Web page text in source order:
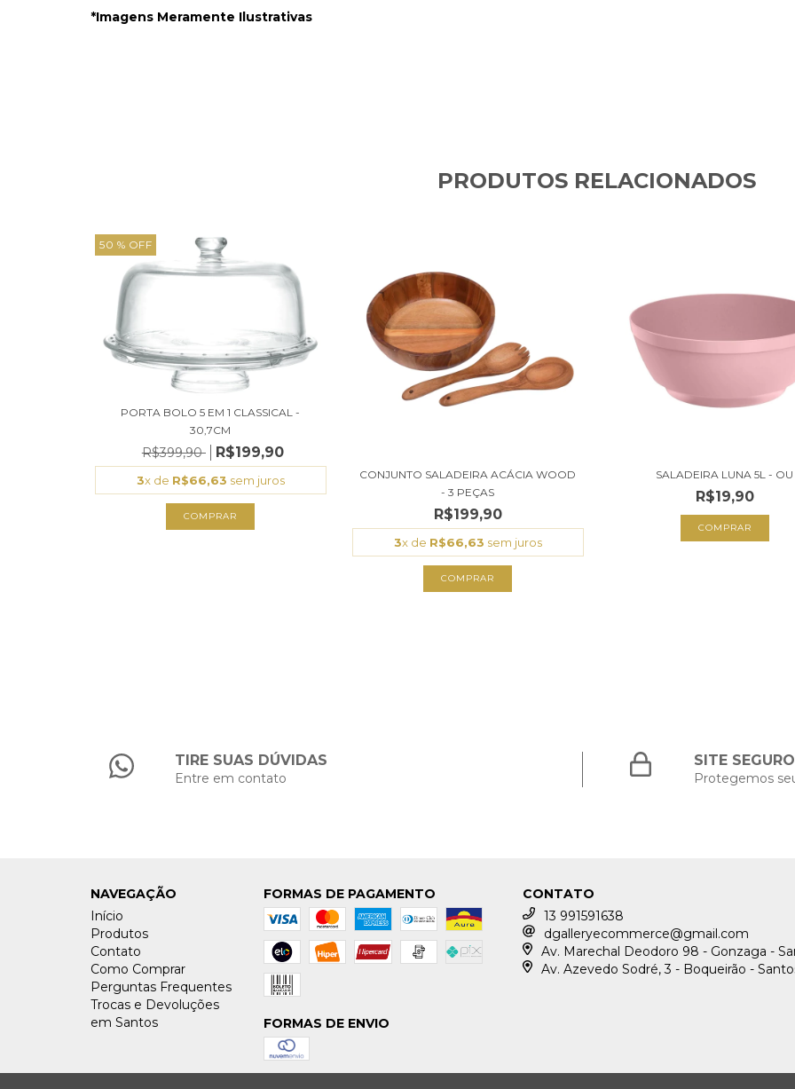
*Imagens Meramente Ilustrativas
PRODUTOS RELACIONADOS
50 % OFF
PORTA BOLO 5 EM 1 CLASSICAL -
30,7CM
R$399,90 R$199,90
3x de R$66,63 sem juros
CONJUNTO SALADEIRA ACÁCIA WOOD
- 3 PEÇAS
R$199,90
3x de R$66,63 sem juros
SALADEIRA LUNA 5L - OU
R$19,90
COMPRAR
TIRE SUAS DÚVIDAS
Entre em contato
SITE SEGURO
Protegemos
NAVEGAÇÃO
Início
Produtos
Contato
Como Comprar
Perguntas Frequentes
Trocas e Devoluções
em Santos
FORMAS DE PAGAMENTO
FORMAS DE ENVIO
CONTATO
13 991591638
dgalleryecommerce@gmail.com
Av. Marechal Deodoro 98 - Gonzaga -
Av. Azevedo Sodré, 3 - Boqueirão -